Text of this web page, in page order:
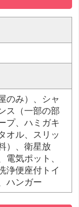
のみ）、シャ
ス（一部の部
プ、ハミガキ
オル、スリッ
）、衛星放
電気ポット、
浄便座付トイ
ハンガー